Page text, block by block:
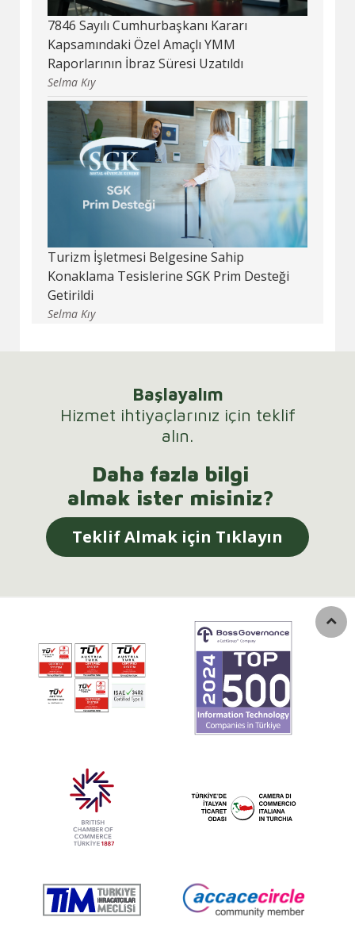
7846 Sayılı Cumhurbaşkanı Kararı
Kapsamındaki Özel Amaçlı YMM
Raporlarının İbraz Süresi Uzatıldı
Selma Kıy
Turizm İşletmesi Belgesine Sahip
Konaklama Tesislerine SGK Prim Desteği
Getirildi
Selma Kıy
Başlayalım
Hizmet ihtiyaçlarınız için teklif
alın.
Daha fazla bilgi
almak ister misiniz?
Teklif Almak için Tıklayın